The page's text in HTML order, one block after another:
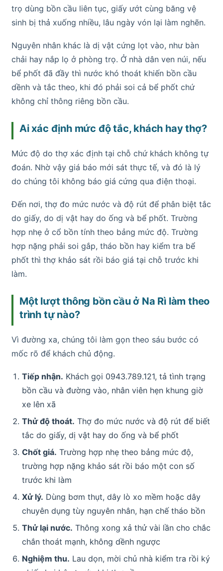
trọ dùng bồn cầu liên tục, giấy ướt cùng băng vệ
sinh bị thả xuống nhiều, lâu ngày vón lại làm nghẽn.
Nguyên nhân khác là dị vật cứng lọt vào, như bàn
chải hay nắp lọ ở phòng trọ. Ở nhà dân ven núi, nếu
bể phốt đã đầy thì nước khó thoát khiến bồn cầu
dềnh và tắc theo, khi đó phải soi cả bể phốt chứ
không chỉ thông riêng bồn cầu.
Ai xác định mức độ tắc, khách hay thợ?
Mức độ do thợ xác định tại chỗ chứ khách không tự
đoán. Nhờ vậy giá báo mới sát thực tế, và đó là lý
do chúng tôi không báo giá cứng qua điện thoại.
Đến nơi, thợ đo mức nước và độ rút để phân biệt tắc
do giấy, do dị vật hay do ống và bể phốt. Trường
hợp nhẹ ở cổ bồn tính theo bảng mức độ. Trường
hợp nặng phải soi gắp, tháo bồn hay kiểm tra bể
phốt thì thợ khảo sát rồi báo giá tại chỗ trước khi
làm.
Một lượt thông bồn cầu ở Na Rì làm theo
trình tự nào?
Vì đường xa, chúng tôi làm gọn theo sáu bước có
mốc rõ để khách chủ động.
Tiếp nhận. Khách gọi 0943.789.121, tả tình trạng
bồn cầu và đường vào, nhân viên hẹn khung giờ
xe lên xã
Thử độ thoát. Thợ đo mức nước và độ rút để biết
tắc do giấy, dị vật hay do ống và bể phốt
Chốt giá. Trường hợp nhẹ theo bảng mức độ,
trường hợp nặng khảo sát rồi báo một con số
trước khi làm
Xử lý. Dùng bơm thụt, dây lò xo mềm hoặc dây
chuyên dụng tùy nguyên nhân, hạn chế tháo bồn
Thử lại nước. Thông xong xả thử vài lần cho chắc
chắn thoát mạnh, không dềnh ngược
Nghiệm thu. Lau dọn, mời chủ nhà kiểm tra rồi ký